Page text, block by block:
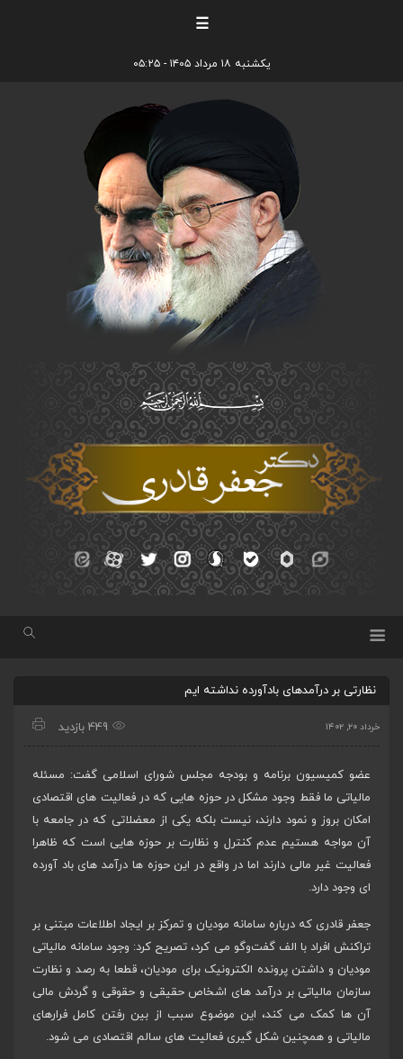
☰
یکشنبه ۱۸ مرداد ۱۴۰۵ - ۰۵:۲۵
نظارتی بر درآمدهای بادآورده نداشته ایم
خرداد ۲۰, ۱۴۰۲ 449 بازدید
عضو کمیسیون برنامه و بودجه مجلس شورای اسلامی گفت: مسئله
مالیاتی ما فقط وجود مشکل در حوزه هایی که در فعالیت های اقتصادی
امکان بروز و نمود دارند، نیست بلکه یکی از معضلاتی که در جامعه با
آن مواجه هستیم عدم کنترل و نظارت بر حوزه هایی است که ظاهرا
فعالیت غیر مالی دارند اما در واقع در این حوزه ها درآمد های باد آورده
ای وجود دارد.
جعفر قادری که درباره سامانه مودیان و تمرکز بر ایجاد اطلاعات مبتنی بر
تراکنش افراد با الف گفت‌‌وگو می کرد، تصریح کرد: وجود سامانه مالیاتی
مودیان و داشتن پرونده الکترونیک برای مودیان، قطعا به رصد و نظارت
سازمان مالیاتی بر درآمد های اشخاص حقیقی و حقوقی و گردش مالی
آن ها کمک می کند، این موضوع سبب از بین رفتن کامل فرارهای
مالیاتی و همچنین شکل گیری فعالیت های سالم اقتصادی می شود.